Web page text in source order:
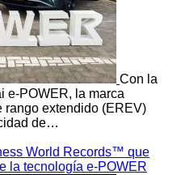
Con la
e-POWER, la marca
rango extendido (EREV)
de…
World Records™ que
la tecnología e-POWER